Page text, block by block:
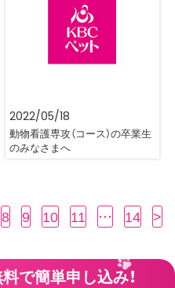
2022/05/18
動物看護専攻（コース）の卒業生
のみなさまへ
8 9 10 11 … 14 >
で簡単申し込み！